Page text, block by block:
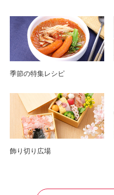
季節の特集レシピ
飾り切り広場